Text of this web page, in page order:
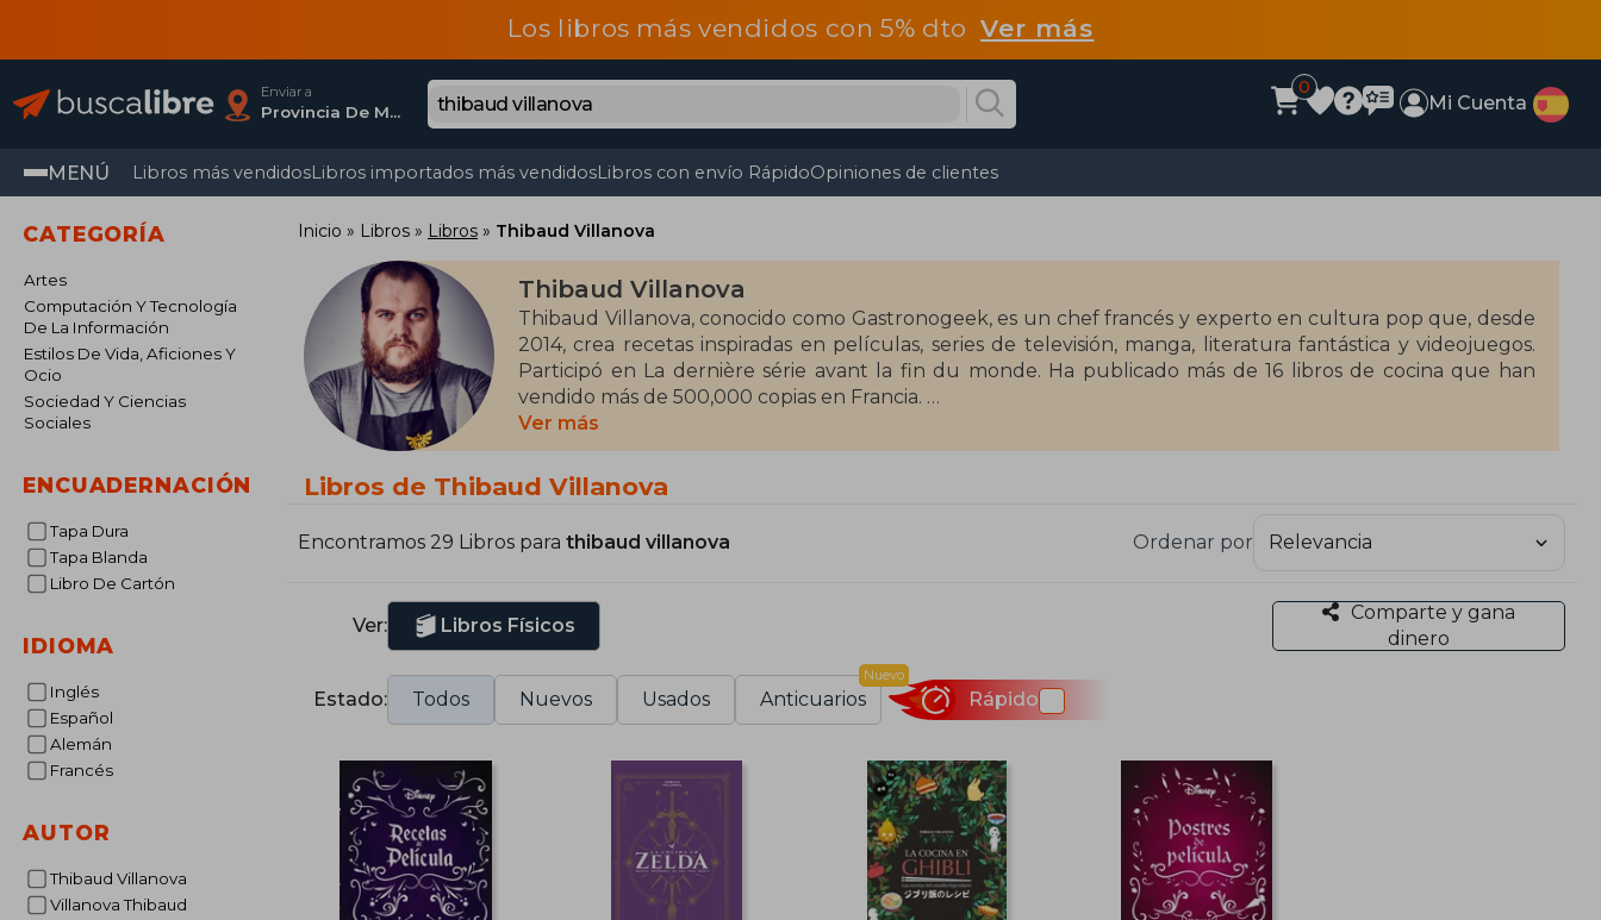
Los libros más vendidos con 5% dtoVer más
Enviar a
Provincia De Madrid
0
Mi Cuenta
MENÚ Libros más vendidosLibros importados más vendidosLibros con envío RápidoOpiniones de clientes
CATEGORÍA
Artes
Computación Y Tecnología
De La Información
Estilos De Vida, Aficiones Y
Ocio
Sociedad Y Ciencias
Sociales
ENCUADERNACIÓN
Tapa Dura
Tapa Blanda
Libro De Cartón
IDIOMA
Inglés
Español
Alemán
Francés
AUTOR
Thibaud Villanova
Villanova Thibaud
Inicio Libros Libros Thibaud Villanova
Thibaud Villanova
Thibaud Villanova, conocido como Gastronogeek, es un chef francés y experto en cultura pop que, desde
2014, crea recetas inspiradas en películas, series de televisión, manga, literatura fantástica y videojuegos.
Participó en La dernière série avant la fin du monde. Ha publicado más de 16 libros de cocina que han
vendido más de 500,000 copias en Francia.
Entre sus obras destacadas se encuentran "Star Wars a la carta: 40 recetas de una galaxia muy muy lejana"
(2017), "Códice culinario Assassin's Creed" (2018) y "Los banquetes de Astérix" (2019). En 2021, publicó "La
cocina en Zelda: Las recetas inspiradas en una saga mítica". Estas obras combinan la gastronomía con
elementos de la cultura geek, ofreciendo una experiencia culinaria única.
Ver más
Libros de Thibaud Villanova
Encontramos 29 Libros para thibaud villanova Ordenar por
Ver: Libros Físicos
Comparte y gana
dinero
Estado: Todos Nuevos Usados Anticuarios
Nuevo
Rápido